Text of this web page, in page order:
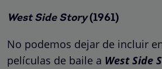
West Side Story(1961)
No podemos dejar de incluir
películas de baile a West Side